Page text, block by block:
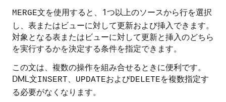
MERGE文を使用すると、1つ以上のソースから行を選択
し、表またはビューに対して更新および挿入できます。
対象となる表またはビューに対して更新と挿入のどちら
を実行するかを決定する条件を指定できます。
この文は、複数の操作を組み合せるときに便利です。
DML文INSERT UPDATEおよびDELETEを複数指定す
る必要がなくなります。